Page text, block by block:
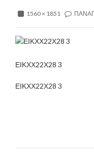
1560 × 1851
ΕΙΚΧΧ22Χ28 3
ΕΙΚΧΧ22Χ28 3